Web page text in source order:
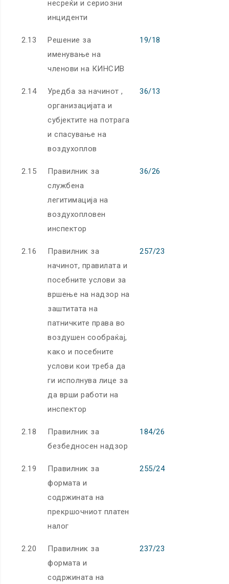
несреќи и сериозни
инциденти
2.13
Решение за
именување на
членови на КИНСИВ
19/18
2.14
Уредба за начинот ,
организацијата и
субјектите на потрага
и спасување на
воздухоплов
36/13
2.15
Правилник за
службена
легитимација на
воздухопловен
инспектор
36/26
2.16
Правилник за
начинот, правилата и
посебните услови за
вршење на надзор на
заштитата на
патничките права во
воздушен сообраќај,
како и посебните
услови кои треба да
ги исполнува лице за
да врши работи на
инспектор
257/23
2.18
Правилник за
безбедносен надзор
184/26
2.19
Правилник за
формата и
содржината на
прекршочниот платен
налог
255/24
2.20
Правилник за
формата и
содржината на
237/23